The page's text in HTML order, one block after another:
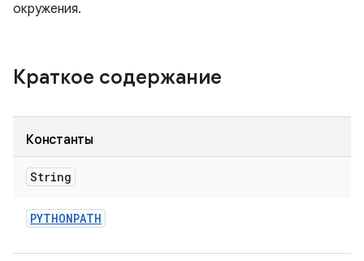
окружения.
Краткое содержание
Константы
String
PYTHONPATH